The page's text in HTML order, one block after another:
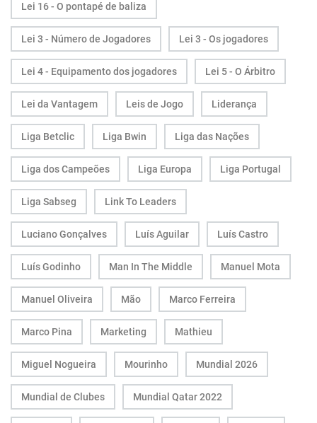
Lei 16 - O pontapé de baliza
Lei 3 - Número de Jogadores Lei 3 - Os jogadores
Lei 4 - Equipamento dos jogadores Lei 5 - O Árbitro
Lei da Vantagem Leis de Jogo Liderança
Liga Betclic Liga Bwin Liga das Nações
Liga dos Campeões Liga Europa Liga Portugal
Liga Sabseg Link To Leaders
Luciano Gonçalves Luís Aguilar Luís Castro
Luís Godinho Man In The Middle Manuel Mota
Manuel Oliveira Mão Marco Ferreira
Marco Pina Marketing Mathieu
Miguel Nogueira Mourinho Mundial 2026
Mundial de Clubes Mundial Qatar 2022